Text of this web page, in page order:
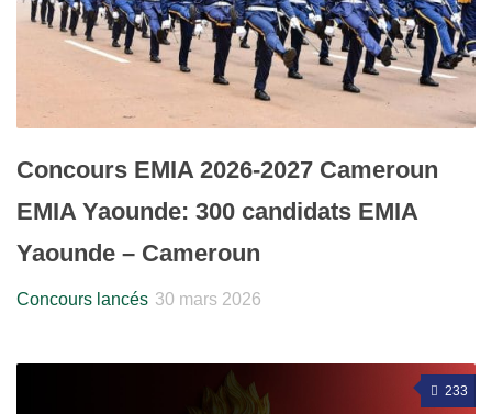
Concours EMIA 2026-2027 Cameroun
EMIA Yaounde: 300 candidats EMIA
Yaounde – Cameroun
Concours lancés 30 mars 2026
233